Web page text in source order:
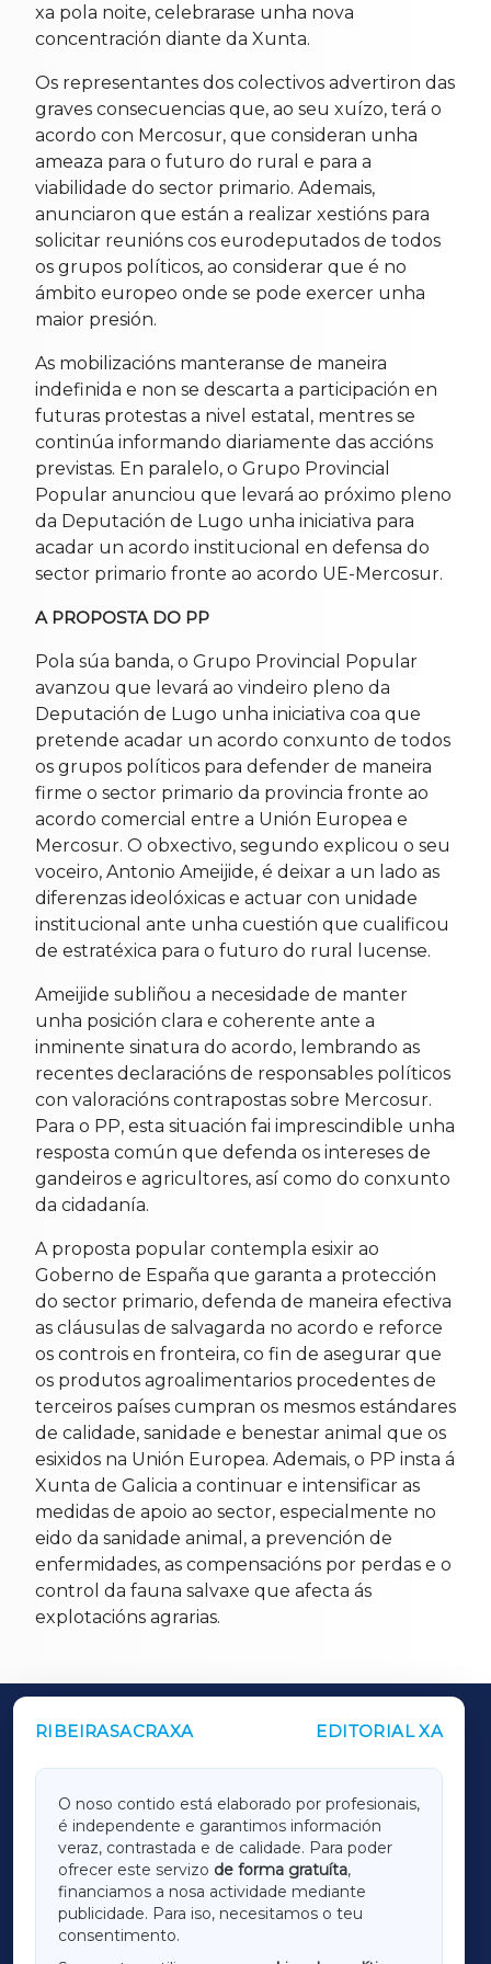
xa pola noite, celebrarase unha nova
concentración diante da Xunta.
Os representantes dos colectivos advertiron das
graves consecuencias que, ao seu xuízo, terá o
acordo con Mercosur, que consideran unha
ameaza para o futuro do rural e para a
viabilidade do sector primario. Ademais,
anunciaron que están a realizar xestións para
solicitar reunións cos eurodeputados de todos
os grupos políticos, ao considerar que é no
ámbito europeo onde se pode exercer unha
maior presión.
As mobilizacións manteranse de maneira
indefinida e non se descarta a participación en
futuras protestas a nivel estatal, mentres se
continúa informando diariamente das accións
previstas. En paralelo, o Grupo Provincial
Popular anunciou que levará ao próximo pleno
da Deputación de Lugo unha iniciativa para
acadar un acordo institucional en defensa do
sector primario fronte ao acordo UE-Mercosur.
A PROPOSTA DO PP
Pola súa banda, o Grupo Provincial Popular
avanzou que levará ao vindeiro pleno da
Deputación de Lugo unha iniciativa coa que
pretende acadar un acordo conxunto de todos
os grupos políticos para defender de maneira
firme o sector primario da provincia fronte ao
acordo comercial entre a Unión Europea e
Mercosur. O obxectivo, segundo explicou o seu
voceiro, Antonio Ameijide, é deixar a un lado as
diferenzas ideolóxicas e actuar con unidade
institucional ante unha cuestión que cualificou
de estratéxica para o futuro do rural lucense.
Ameijide subliñou a necesidade de manter
unha posición clara e coherente ante a
inminente sinatura do acordo, lembrando as
recentes declaracións de responsables políticos
con valoracións contrapostas sobre Mercosur.
Para o PP, esta situación fai imprescindible unha
resposta común que defenda os intereses de
gandeiros e agricultores, así como do conxunto
da cidadanía.
A proposta popular contempla esixir ao
Goberno de España que garanta a protección
do sector primario, defenda de maneira efectiva
as cláusulas de salvagarda no acordo e reforce
os controis en fronteira, co fin de asegurar que
os produtos agroalimentarios procedentes de
terceiros países cumpran os mesmos estándares
de calidade, sanidade e benestar animal que os
esixidos na Unión Europea. Ademais, o PP insta á
Xunta de Galicia a continuar e intensificar as
medidas de apoio ao sector, especialmente no
eido da sanidade animal, a prevención de
enfermidades, as compensacións por perdas e o
control da fauna salvaxe que afecta ás
explotacións agrarias.
RIBEIRASACRAXA EDITORIAL XA
O noso contido está elaborado por profesionais,
é independente e garantimos información
veraz, contrastada e de calidade. Para poder
ofrecer este servizo de forma gratuíta,
financiamos a nosa actividade mediante
publicidade. Para iso, necesitamos o teu
consentimento.
OUTROS PERIÓDICOS
LUGOXA
TERRACHAXA